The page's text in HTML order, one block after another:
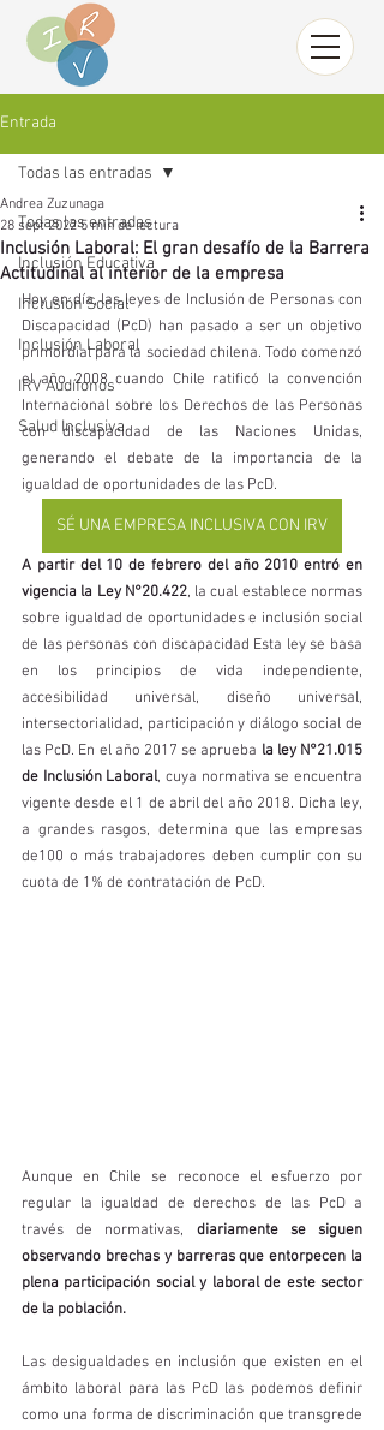
Entrada
Todas las entradas
Inclusión Educativa
Inclusión Social
Inclusión Laboral
IRV Audífonos
Salud Inclusiva
Todas las entradas
Inclusión Laboral: El gran desafío de la Barrera
Actitudinal al interior de la empresa
Andrea Zuzunaga
28 sept 2022 5 min de lectura
Hoy en día, las leyes de Inclusión de Personas con
Discapacidad (PcD) han pasado a ser un objetivo
primordial para la sociedad chilena. Todo comenzó
el año 2008 cuando Chile ratificó la convención
Internacional sobre los Derechos de las Personas
con discapacidad de las Naciones Unidas,
generando el debate de la importancia de la
igualdad de oportunidades de las PcD.
SÉ UNA EMPRESA INCLUSIVA CON IRV
A partir del 10 de febrero del año 2010 entró en
vigencia la Ley N°20.422, la cual establece normas
sobre igualdad de oportunidades e inclusión social
de las personas con discapacidad Esta ley se basa
en los principios de vida independiente,
accesibilidad universal, diseño universal,
intersectorialidad, participación y diálogo social de
las PcD. En el año 2017 se aprueba la ley N°21.015
de Inclusión Laboral, cuya normativa se encuentra
vigente desde el 1 de abril del año 2018. Dicha ley,
a grandes rasgos, determina que las empresas
de100 o más trabajadores deben cumplir con su
cuota de 1% de contratación de PcD.
Aunque en Chile se reconoce el esfuerzo por
regular la igualdad de derechos de las PcD a
través de normativas, diariamente se siguen
observando brechas y barreras que entorpecen la
plena participación social y laboral de este sector
de la población.
Las desigualdades en inclusión que existen en el
ámbito laboral para las PcD las podemos definir
como una forma de discriminación que transgrede